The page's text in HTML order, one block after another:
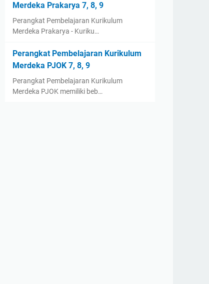
Merdeka Prakarya 7, 8, 9
Perangkat Pembelajaran Kurikulum
Merdeka Prakarya - Kuriku…
Perangkat Pembelajaran Kurikulum
Merdeka PJOK 7, 8, 9
Perangkat Pembelajaran Kurikulum
Merdeka PJOK memiliki beb…